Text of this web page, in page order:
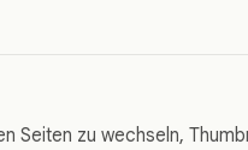
Seiten zu wechseln,